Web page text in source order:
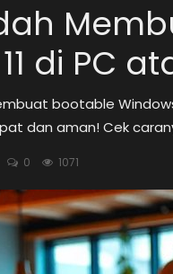
di PC
bootable
dan aman! Cek
0 1071